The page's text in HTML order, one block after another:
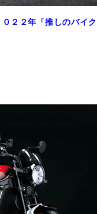
２２年「推しのバイク